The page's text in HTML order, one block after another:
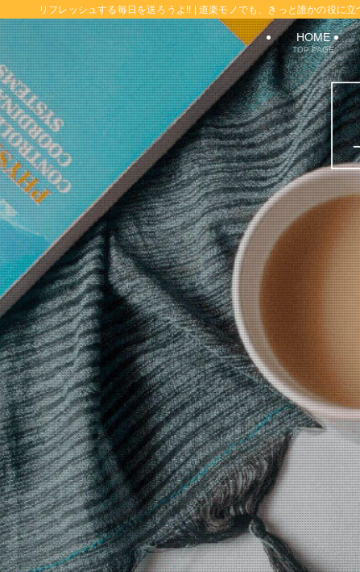
リフレッシュする毎日を送ろうよ!! | 道楽モノでも、きっと誰かの役に立
HOME
TOP PAGE